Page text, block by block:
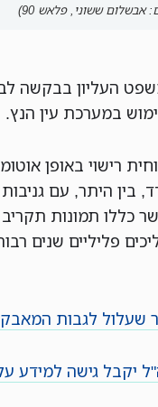
אבשלום ששוני, פלאש 90)
העליון בבקשה
רישוי באופן
היתר, עם גניבות
כללו תמונות
פליליים שנים
שעלול לגבות
יקבל גישה למידע